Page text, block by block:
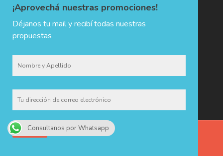
CHIDA · Holiday & Trip Planners © 2017 - Todos los derechos
Consultanos por Whatsapp
¡Aprovechá nuestras promociones!
Déjanos tu mail y recibí todas nuestras
propuestas